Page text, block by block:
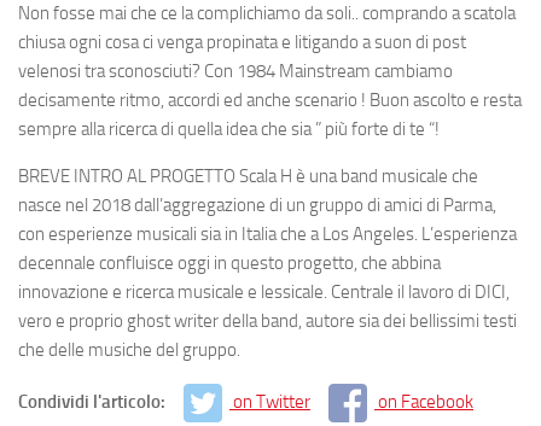
Non fosse mai che ce la complichiamo da soli.. comprando a scatola
chiusa ogni cosa ci venga propinata e litigando a suon di post
velenosi tra sconosciuti? Con 1984 Mainstream cambiamo
decisamente ritmo, accordi ed anche scenario ! Buon ascolto e resta
sempre alla ricerca di quella idea che sia ” più forte di te “!
BREVE INTRO AL PROGETTO Scala H è una band musicale che
nasce nel 2018 dall’aggregazione di un gruppo di amici di Parma,
con esperienze musicali sia in Italia che a Los Angeles. L’esperienza
decennale confluisce oggi in questo progetto, che abbina
innovazione e ricerca musicale e lessicale. Centrale il lavoro di DICI,
vero e proprio ghost writer della band, autore sia dei bellissimi testi
che delle musiche del gruppo.
Condividi l'articolo: on Twitter on Facebook